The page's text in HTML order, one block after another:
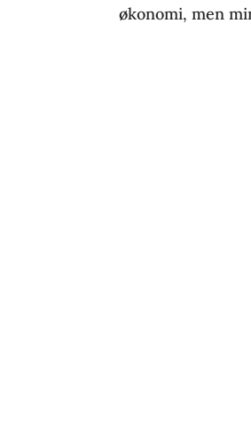
økonomi, men